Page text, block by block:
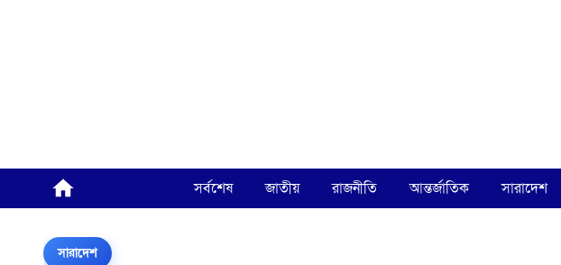
সর্বশেষ জাতীয় রাজনীতি আন্তর্জাতিক সারাদেশ
সারাদেশ